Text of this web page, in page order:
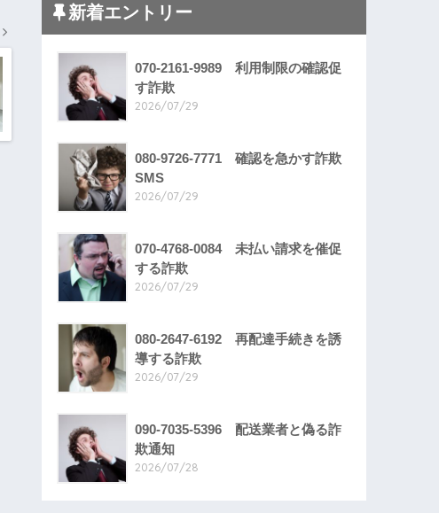
新着エントリー
070-2161-9989 利用制限の確認促
す詐欺
2026/07/29
080-9726-7771 確認を急かす詐欺
SMS
2026/07/29
070-4768-0084 未払い請求を催促
する詐欺
2026/07/29
080-2647-6192 再配達手続きを誘
導する詐欺
2026/07/29
090-7035-5396 配送業者と偽る詐
欺通知
2026/07/28